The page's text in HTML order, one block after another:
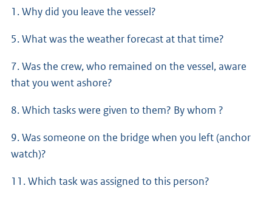
1. Why did you leave the vessel?
5. What was the weather forecast at that time?
7. Was the crew, who remained on the vessel, aware
that you went ashore?
8. Which tasks were given to them? By whom ?
9. Was someone on the bridge when you left (anchor
watch)?
11. Which task was assigned to this person?